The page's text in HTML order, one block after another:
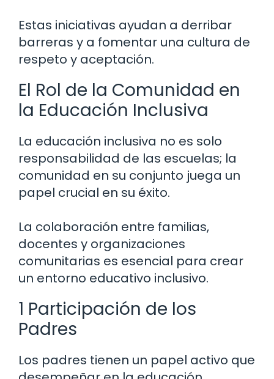
Estas iniciativas ayudan a derribar
barreras y a fomentar una cultura de
respeto y aceptación.
El Rol de la Comunidad en
la Educación Inclusiva
La educación inclusiva no es solo
responsabilidad de las escuelas; la
comunidad en su conjunto juega un
papel crucial en su éxito.
La colaboración entre familias,
docentes y organizaciones
comunitarias es esencial para crear
un entorno educativo inclusivo.
1 Participación de los
Padres
Los padres tienen un papel activo que